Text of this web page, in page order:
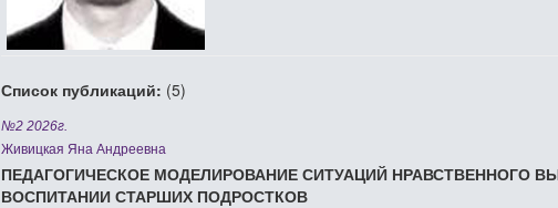
Список публикаций: (5)
№2 2026г.
Живицкая Яна Андреевна
ПЕДАГОГИЧЕСКОЕ МОДЕЛИРОВАНИЕ СИТУАЦИЙ НРАВСТВЕННОГО
ВОСПИТАНИИ СТАРШИХ ПОДРОСТКОВ